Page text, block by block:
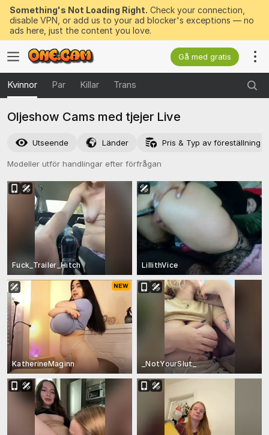
Something's Not Loading Right. Check your connection,
disable VPN, or add us to your ad blocker's exceptions — no
ads here, just the content you love.
Gå med gratis
Kvinnor Par Killar Trans
Oljeshow Cams med tjejer Live
Utseende Länder Pris & Typ av föreställning
Modeller utför handlingar efter förfrågan
Fuck_Trailer_Hitch LillithVice
KatherineMaginn _NotYourSlut_